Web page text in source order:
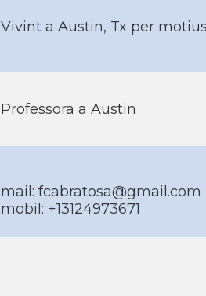
Vivint a Austin, Tx per
Professora a Austin
mail: fcabratosa@gmail.com
mobil: +13124973671